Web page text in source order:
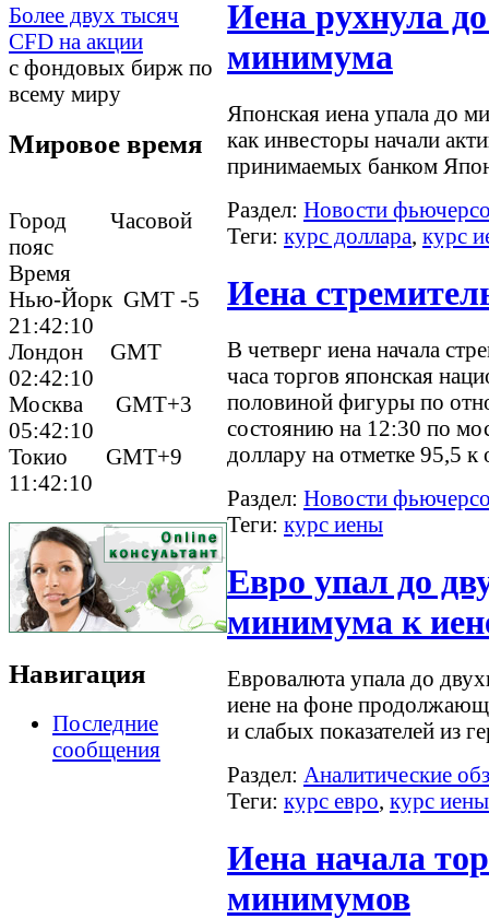
Более двух тысяч
CFD на акции
с фондовых бирж по
всему миру
Мировое время
Город Часовой
пояс
Время
Нью-Йорк GMT -5
21:42:10
Лондон GMT
02:42:10
Москва GMT+3
05:42:10
Токио GMT+9
11:42:10
Навигация
Последние
сообщения
Иена рухнула
минимума
Японская иена упала до
как инвесторы начали
принимаемых банком
Раздел: Новости
Теги: курс доллара, курс
Иена
В четверг иена начала
часа торгов японская
половиной фигуры по
состоянию на 12:30 по
доллару на отметке 95,5 к
Раздел: Новости
Теги: курс иены
Евро упал до
минимума к
Евровалюта упала до
иене на фоне
и слабых показателей из
Раздел: Аналитические
Теги: курс евро, курс иены
Иена начала
минимумов